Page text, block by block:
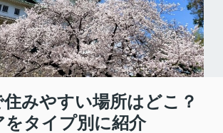
みやすい場所はどこ？
をタイプ別に紹介